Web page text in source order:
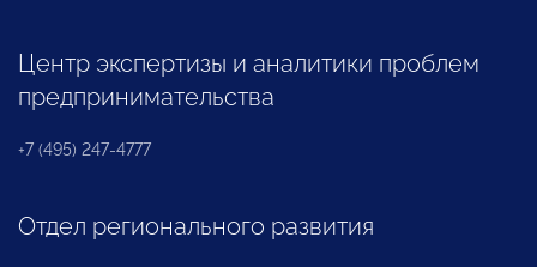
Центр экспертизы и аналитики проблем
предпринимательства
+7 (495) 247-4777
Отдел регионального развития